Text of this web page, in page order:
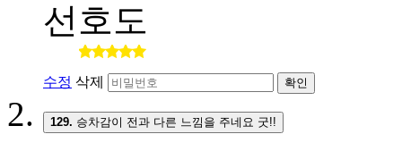
선호도
수정 삭제 확인
129. 승차감이 전과 다른 느낌을 주네요 굿!!